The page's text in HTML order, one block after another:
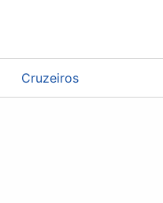
Cruzeiros